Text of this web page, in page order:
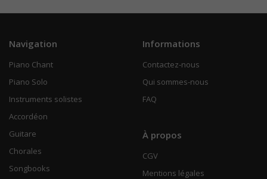
Navigation
Piano Chant
Piano Solo
Instruments solistes
Accordéon
Guitare
Chorales
Songbooks
Informations
Contactez-nous
Qui sommes-nous
FAQ
À propos
CGV
Mentions légales